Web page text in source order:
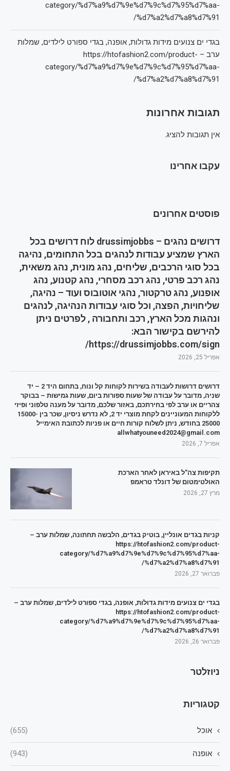
category/%d7%a9%d7%9e%d7%9c%d7%95%d7%aa-
%d7%a2%d7%a8%d7%91/
בגדי ים צנועים מידות גדולות, אופנה, בגדי ספורט לילדים, שמלות
ערב – https://htofashion2.com/product-
category/%d7%a9%d7%9e%d7%9c%d7%95%d7%aa-
%d7%a2%d7%a8%d7%91/
תגובות אחרונות
אין תגובות להציג.
עקבו אחרינו
פוסטים אחרונים
דרושים נהגים – drussimjobbs לוח דרושים בכל
הארץ שמציע עבודות לנהגים בכל התחומים, נהיגה
בכל סוגי הרכבים, שליחים, נהג מונית, נהג משאית,
נהג רכב פרטי, נהג רכב מסחרי, נהג קטנוע, נהג
אופנוע, נהג טרקטור, נהגי אוטובוס ועוד – נהיגה,
שליחויות, הפצה, וכל סוגי עבודות הנהיגה, לנהגים
ונהגות מכל הארץ, רכב ותחבורה , לפרטים ניתן
להירשם בקישור הבא:
https://drussimjobbs.com/sign/
אפריל 25, 2026
דרושים דרושות לעבודה בשירות לקוחות קל ונוח, בתחום היד 2 – יד
שניה, מדובר על עבודה של שעות ספורות ביום, שעות גמישות – בבוקר
צהריים או ערב לפי בחירתכם, באזור שלכם, מדובר על מענה טלפוני ופיזי
ללקוחות המעוניינים לקחת מוצרי יד 2, לא נדרש ניסיון, שכר בין 15000-
25000 בחודש, ניתן לשלוח קורות חיים או פניות לכתובת האימייל
allwhatyouneed2024@gmail.com
אפריל 7, 2026
תקיפות צה"ל באיראן לאחר הארכת
האולטימטום של דונלד טראמפ
מרץ 27, 2026
קניות בגדים אונליין, בוטיק בגדים, הלבשה תחתונה, שמלות ערב –
https://htofashion2.com/product-
category/%d7%a9%d7%9e%d7%9c%d7%95%d7%aa-
%d7%a2%d7%a8%d7%91/
פברואר 27, 2026
בגדי ים צנועים מידות גדולות, אופנה, בגדי ספורט לילדים, שמלות ערב –
https://htofashion2.com/product-
category/%d7%a9%d7%9e%d7%9c%d7%95%d7%aa-
%d7%a2%d7%a8%d7%91/
פברואר 26, 2026
ניוזלטר
קטגוריות
אוכל (655)
אופנה (943)